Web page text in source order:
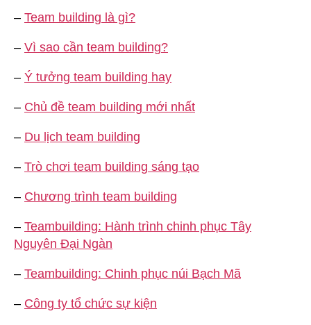
– Team building là gì?
– Vì sao cần team building?
– Ý tưởng team building hay
– Chủ đề team building mới nhất
– Du lịch team building
– Trò chơi team building sáng tạo
– Chương trình team building
– Teambuilding: Hành trình chinh phục Tây
Nguyên Đại Ngàn
– Teambuilding: Chinh phục núi Bạch Mã
– Công ty tổ chức sự kiện